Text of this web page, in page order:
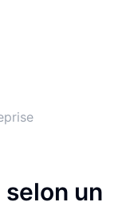
un